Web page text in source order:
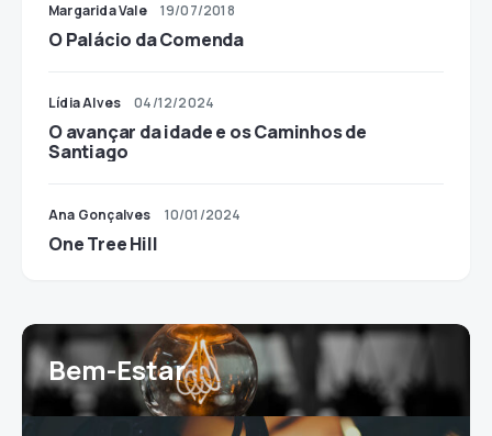
Margarida Vale 19/07/2018
O Palácio da Comenda
Lídia Alves 04/12/2024
O avançar da idade e os Caminhos de
Santiago
Ana Gonçalves 10/01/2024
One Tree Hill
Bem-Estar